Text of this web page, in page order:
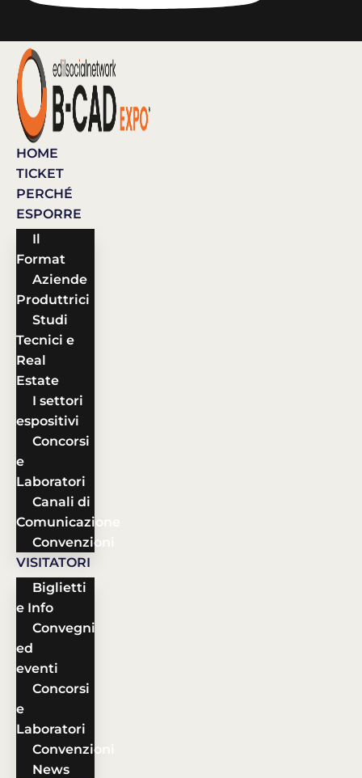
HOME
TICKET
PERCHÉ
ESPORRE
Il
Format
Aziende
Produttrici
Studi
Tecnici e
Real
Estate
I settori
espositivi
Concorsi
e
Laboratori
Canali di
Comunicazione
Convenzioni
VISITATORI
Biglietti
e Info
Convegni
ed
eventi
Concorsi
e
Laboratori
Convenzioni
News